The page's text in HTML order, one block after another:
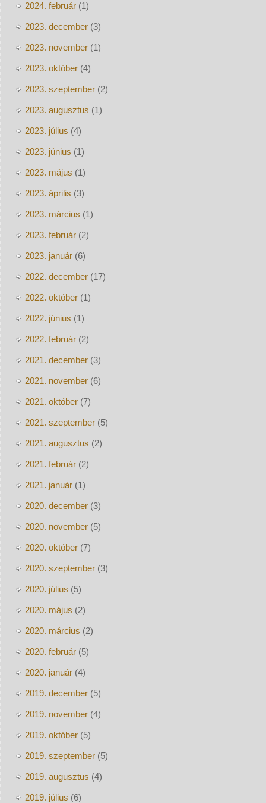
2024. február(1)
2023. december(3)
2023. november(1)
2023. október(4)
2023. szeptember(2)
2023. augusztus (1)
2023. július (4)
2023. június (1)
2023. május (1)
2023. április (3)
2023. március (1)
2023. február(2)
2023. január(6)
2022. december(17)
2022. október(1)
2022. június (1)
2022. február(2)
2021. december(3)
2021. november(6)
2021. október(7)
2021. szeptember(5)
2021. augusztus (2)
2021. február(2)
2021. január(1)
2020. december(3)
2020. november(5)
2020. október(7)
2020. szeptember(3)
2020. július (5)
2020. május (2)
2020. március (2)
2020. február(5)
2020. január(4)
2019. december(5)
2019. november(4)
2019. október(5)
2019. szeptember(5)
2019. augusztus (4)
2019. július (6)